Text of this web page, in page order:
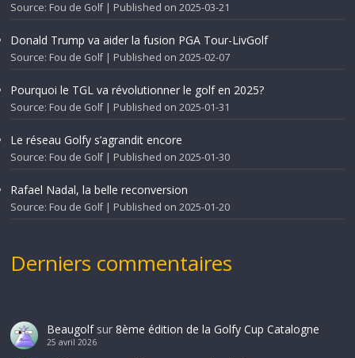
Source: Fou de Golf Published on 2025-03-21
Donald Trump va aider la fusion PGA Tour-LivGolf
Source: Fou de Golf Published on 2025-02-07
Pourquoi le TGL va révolutionner le golf en 2025?
Source: Fou de Golf Published on 2025-01-31
Le réseau Golfy s’agrandit encore
Source: Fou de Golf Published on 2025-01-30
Rafael Nadal, la belle reconversion
Source: Fou de Golf Published on 2025-01-20
Derniers commentaires
Beaugolfsur 8ème édition de la Golfy Cup Catalogne
25 avril 2026